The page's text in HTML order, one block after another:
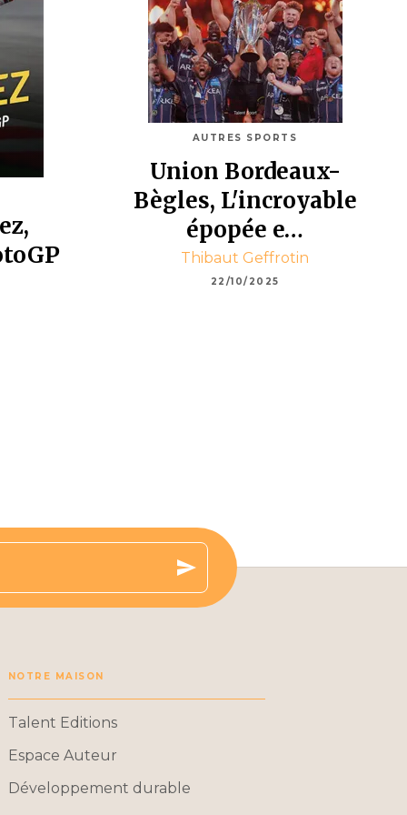
AUTRES SPORTS
Union Bordeaux-
Bègles, L'incroyable
épopée e…
Thibaut Geffrotin
22/10/2025
send
NOTRE MAISON
Talent Editions
Espace Auteur
Développement durable